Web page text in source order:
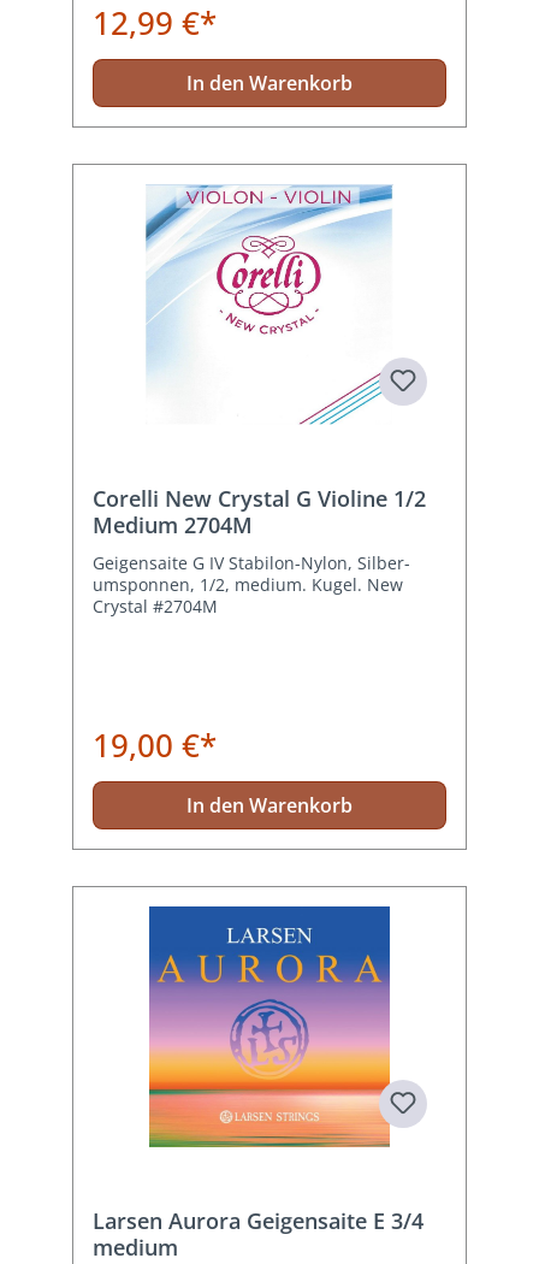
12,99 €*
In den Warenkorb
Corelli New Crystal G Violine 1/2
Medium 2704M
Geigensaite G IV Stabilon-Nylon, Silber-
umsponnen, 1/2, medium. Kugel. New
Crystal #2704M
19,00 €*
In den Warenkorb
Larsen Aurora Geigensaite E 3/4
medium